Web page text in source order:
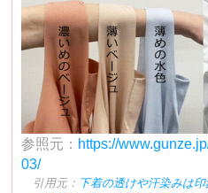
参照元： https://
03/
引用元： 下着の透けや汗染みは